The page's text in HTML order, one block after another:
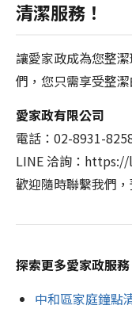
清潔服務！
讓愛家政成為您整
們，您只需享受整潔
愛家政有限公司
電話：02-8931-
LINE 洽詢：
歡迎隨時聯繫我們
探索更多愛家政服務
中和區家庭鐘點